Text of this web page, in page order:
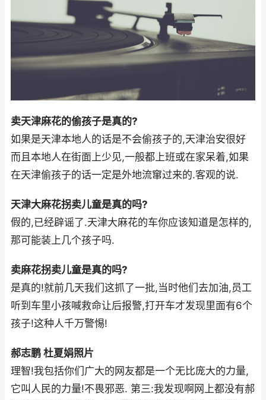
卖天津麻花的偷孩子是真的?
如果是天津本地人的话是不会偷孩子的,天津治安很好
而且本地人在街面上少见,一般都上班或在家呆着,如果
在天津偷孩子的话一定是外地流窜过来的.客观的说.
天津大麻花拐卖儿童是真的吗?
假的,已经辟谣了.天津大麻花的车你应该知道是怎样的,
那可能装上几个孩子吗.
卖麻花拐卖儿童是真的吗?
是真的!就前几天我们这抓了一批,当时他们去加油,员工
听到车里小孩喊救命让后报警,打开车才发现里面有6个
孩子!这种人千万警惕!
郝志鹏 杜夏娟照片
理智!我包括你们广大的网友都是一个无比庞大的力量,
它叫人民的力量!不畏邪恶. 第三:我发现啊网上都没有郝